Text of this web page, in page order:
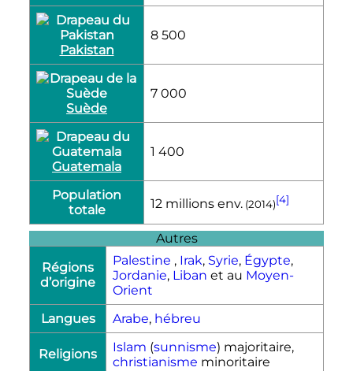
Pakistan
8 500
Suède
7 000
Guatemala
1 400
Population
totale
12 millions env. (2014)[4]
Autres
Régions
d’origine
Palestine , Irak, Syrie, Égypte,
Jordanie, Liban et au Moyen-
Orient
Langues
Arabe, hébreu
Religions Islam (sunnisme) majoritaire,
christianisme minoritaire